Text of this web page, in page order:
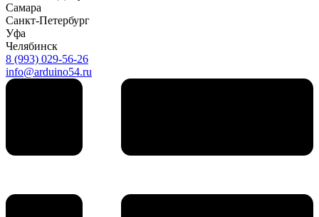
Самара
Санкт-Петербург
Уфа
Челябинск
8 (993) 029-56-26
info@arduino54.ru